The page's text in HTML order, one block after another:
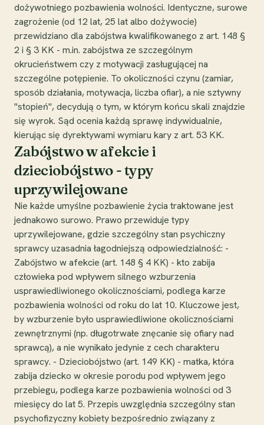
dożywotniego pozbawienia wolności. Identyczne, surowe
zagrożenie (od 12 lat, 25 lat albo dożywocie)
przewidziano dla zabójstwa kwalifikowanego z art. 148 §
2 i § 3 KK - m.in. zabójstwa ze szczególnym
okrucieństwem czy z motywacji zasługującej na
szczególne potępienie. To okoliczności czynu (zamiar,
sposób działania, motywacja, liczba ofiar), a nie sztywny
"stopień", decydują o tym, w którym końcu skali znajdzie
się wyrok. Sąd ocenia każdą sprawę indywidualnie,
kierując się dyrektywami wymiaru kary z art. 53 KK.
Zabójstwo w afekcie i
dzieciobójstwo - typy
uprzywilejowane
Nie każde umyślne pozbawienie życia traktowane jest
jednakowo surowo. Prawo przewiduje typy
uprzywilejowane, gdzie szczególny stan psychiczny
sprawcy uzasadnia łagodniejszą odpowiedzialność: -
Zabójstwo w afekcie (art. 148 § 4 KK) - kto zabija
człowieka pod wpływem silnego wzburzenia
usprawiedliwionego okolicznościami, podlega karze
pozbawienia wolności od roku do lat 10. Kluczowe jest,
by wzburzenie było usprawiedliwione okolicznościami
zewnętrznymi (np. długotrwałe znęcanie się ofiary nad
sprawcą), a nie wynikało jedynie z cech charakteru
sprawcy. - Dzieciobójstwo (art. 149 KK) - matka, która
zabija dziecko w okresie porodu pod wpływem jego
przebiegu, podlega karze pozbawienia wolności od 3
miesięcy do lat 5. Przepis uwzględnia szczególny stan
psychofizyczny kobiety bezpośrednio związany z